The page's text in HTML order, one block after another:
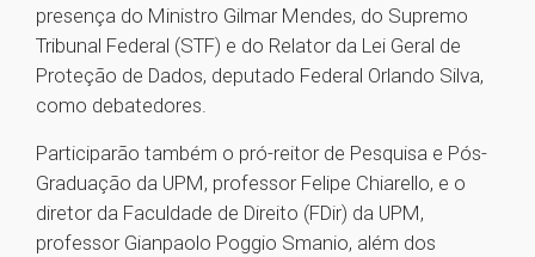
presença do Ministro Gilmar Mendes, do Supremo
Tribunal Federal (STF) e do Relator da Lei Geral de
Proteção de Dados, deputado Federal Orlando Silva,
como debatedores.
Participarão também o pró-reitor de Pesquisa e Pós-
Graduação da UPM, professor Felipe Chiarello, e o
diretor da Faculdade de Direito (FDir) da UPM,
professor Gianpaolo Poggio Smanio, além dos